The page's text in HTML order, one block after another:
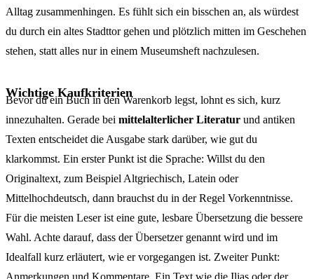
Alltag zusammenhingen. Es fühlt sich ein bisschen an, als würdest
du durch ein altes Stadttor gehen und plötzlich mitten im Geschehen
stehen, statt alles nur in einem Museumsheft nachzulesen.
Wichtige Kaufkriterien
Bevor du ein Buch in den Warenkorb legst, lohnt es sich, kurz
innezuhalten. Gerade bei mittelalterlicher Literatur und antiken
Texten entscheidet die Ausgabe stark darüber, wie gut du
klarkommst. Ein erster Punkt ist die Sprache: Willst du den
Originaltext, zum Beispiel Altgriechisch, Latein oder
Mittelhochdeutsch, dann brauchst du in der Regel Vorkenntnisse.
Für die meisten Leser ist eine gute, lesbare Übersetzung die bessere
Wahl. Achte darauf, dass der Übersetzer genannt wird und im
Idealfall kurz erläutert, wie er vorgegangen ist. Zweiter Punkt: